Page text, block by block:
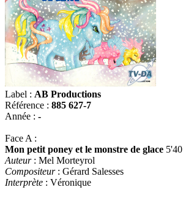
Label : AB Productions
Référence : 885 627-7
Année : -
Face A :
Mon petit poney et le monstre de glace 5'40
Auteur: Mel Morteyrol
Compositeur: Gérard Salesses
Interprète : Véronique